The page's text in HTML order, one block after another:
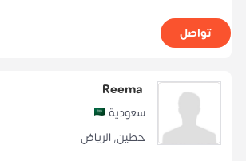
تواصل
Reema
سعودية
حطين, الرياض